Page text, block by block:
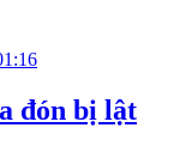
đón bị lật